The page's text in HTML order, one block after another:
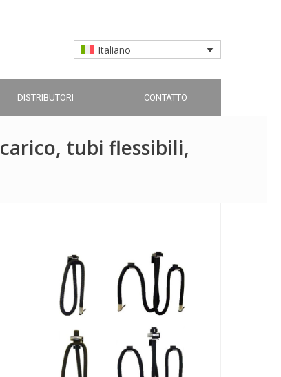
Italiano
DISTRIBUTORI CONTATTO
tubi flessibili,